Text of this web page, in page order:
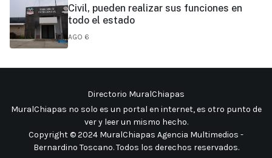
Civil, pueden realizar sus funciones en
todo el estado
AGO 6
Directorio MuralChiapas
MuralChiapas no solo es un portal en internet, es otro punto de
ver y leer un mismo hecho.
Copyright © 2024 MuralChiapas Agencia Multimedios -
Bernardino Toscano. Todos los derechos reservados.